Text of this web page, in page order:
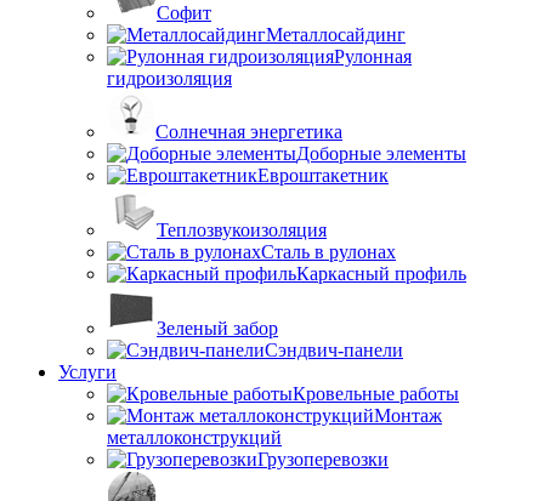
Софит
Металлосайдинг
Рулонная
гидроизоляция
Солнечная энергетика
Доборные элементы
Евроштакетник
Теплозвукоизоляция
Сталь в рулонах
Каркасный профиль
Зеленый забор
Сэндвич-панели
Услуги
Кровельные работы
Монтаж
металлоконструкций
Грузоперевозки